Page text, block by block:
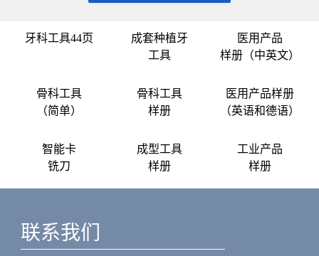
牙科工具44页
成套种植牙
工具
医用产品
样册（中英文）
骨科工具
（简单）
骨科工具
样册
医用产品样册
（英语和德语）
智能卡
铣刀
成型工具
样册
工业产品
样册
联系我们